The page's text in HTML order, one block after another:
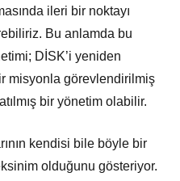
ileri bir noktayı
Bu anlamda bu
DİSK’i yeniden
misyonla görevlendirilmiş
bir yönetim olabilir.
kendisi bile böyle bir
olduğunu gösteriyor.